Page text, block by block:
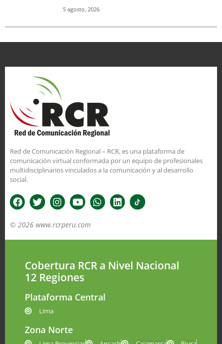
5 agosto, 2026
Red de Comunicación Regional – RCR, es una plataforma de
comunicación virtual conformada por un equipo de profesionales
multidisciplinarios vinculados a la comunicación y al desarrollo
social.
© 2026 www.rcrperu.com
Cobertura RCR a Nivel Nacional
12 Regiones
Plataforma Central
Lima
Zona Norte